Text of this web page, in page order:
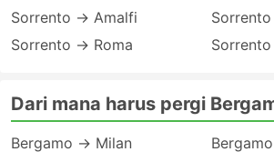
Sorrento → Amalfi
Sorrento → Roma
Dari mana harus pergi
Bergamo → Milan